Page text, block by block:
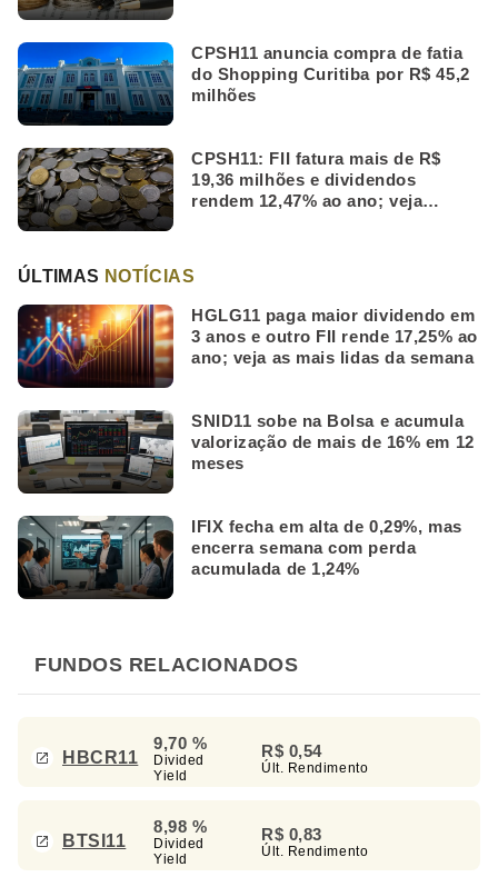
CPSH11 anuncia compra de fatia
do Shopping Curitiba por R$ 45,2
milhões
CPSH11: FII fatura mais de R$
19,36 milhões e dividendos
rendem 12,47% ao ano; veja
ÚLTIMAS NOTÍCIAS
HGLG11 paga maior dividendo em
3 anos e outro FII rende 17,25% ao
ano; veja as mais lidas da semana
SNID11 sobe na Bolsa e acumula
valorização de mais de 16% em 12
meses
IFIX fecha em alta de 0,29%, mas
encerra semana com perda
acumulada de 1,24%
FUNDOS RELACIONADOS
HBCR11
9,70 %
Divided
Yield
R$ 0,54
Últ. Rendimento
BTSI11
8,98 %
Divided
Yield
R$ 0,83
Últ. Rendimento